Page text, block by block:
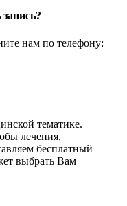
нам по телефону:
тематике.
лечения,
бесплатный
выбрать Вам